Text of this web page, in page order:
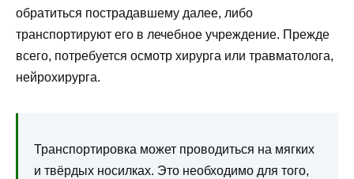
обратиться пострадавшему далее, либо
транспортируют его в лечебное учреждение. Прежде
всего, потребуется осмотр хирурга или травматолога,
нейрохирурга.
Транспортировка может проводиться на мягких
и твёрдых носилках. Это необходимо для того,